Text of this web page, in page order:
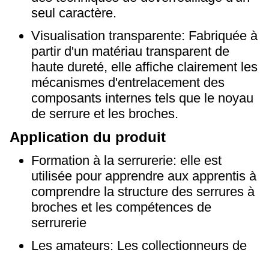
seul caractère.
Visualisation transparente: Fabriquée à
partir d'un matériau transparent de
haute dureté, elle affiche clairement les
mécanismes d'entrelacement des
composants internes tels que le noyau
de serrure et les broches.
Application du produit
Formation à la serrurerie: elle est
utilisée pour apprendre aux apprentis à
comprendre la structure des serrures à
broches et les compétences de
serrurerie
Les amateurs: Les collectionneurs de